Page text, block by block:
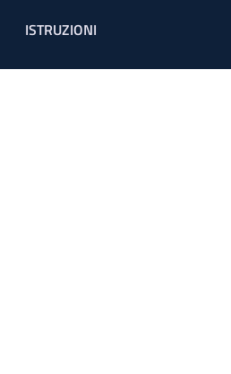
ISTRUZIONI